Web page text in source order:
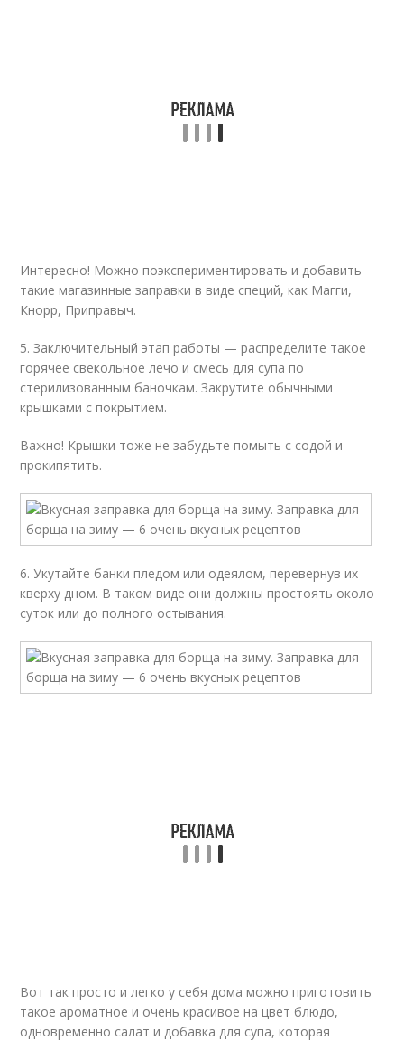
Интересно! Можно поэкспериментировать и добавить
такие магазинные заправки в виде специй, как Магги,
Кнорр, Приправыч.
5. Заключительный этап работы — распределите такое
горячее свекольное лечо и смесь для супа по
стерилизованным баночкам. Закрутите обычными
крышками с покрытием.
Важно! Крышки тоже не забудьте помыть с содой и
прокипятить.
6. Укутайте банки пледом или одеялом, перевернув их
кверху дном. В таком виде они должны простоять около
суток или до полного остывания.
Вот так просто и легко у себя дома можно приготовить
такое ароматное и очень красивое на цвет блюдо,
одновременно салат и добавка для супа, которая